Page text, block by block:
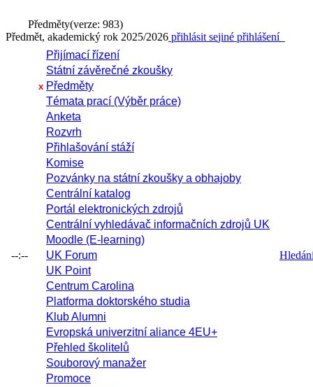
Předměty(verze: 983)
Předmět, akademický rok 2025/2026 přihlásit sejiné přihlášení
--:--
Přijímací řízení
Státní závěrečné zkoušky
x Předměty
Témata prací (Výběr práce)
Anketa
Rozvrh
Přihlašování stáží
Komise
Pozvánky na státní zkoušky a obhajoby
Centrální katalog
Portál elektronických zdrojů
Centrální vyhledávač informačních zdrojů UK
Moodle (E-learning)
UK Forum
UK Point
Centrum Carolina
Platforma doktorského studia
Klub Alumni
Evropská univerzitní aliance 4EU+
Přehled školitelů
Souborový manažer
Promoce